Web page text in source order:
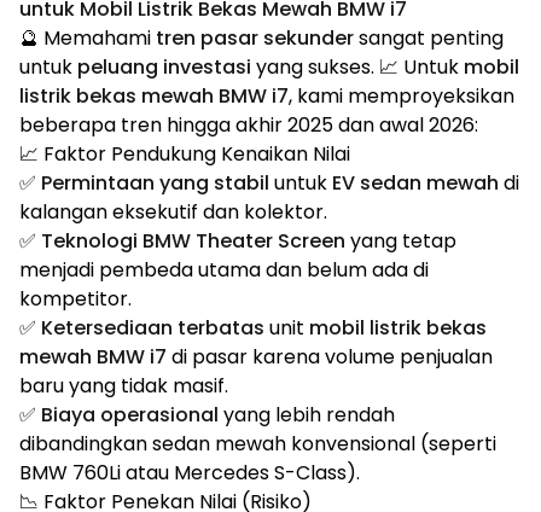
untuk Mobil Listrik Bekas Mewah BMW i7
🔮 Memahami tren pasar sekundersangat penting
untuk peluang investasi yang sukses. 📈 Untuk mobil
listrik bekas mewah BMW i7, kami memproyeksikan
beberapa tren hingga akhir 2025 dan awal 2026:
📈 Faktor Pendukung Kenaikan Nilai
✅ Permintaan yang stabil untuk EV sedan mewah di
kalangan eksekutif dan kolektor.
✅ Teknologi BMW Theater Screen yang tetap
menjadi pembeda utama dan belum ada di
kompetitor.
✅ Ketersediaan terbatas unit mobil listrik bekas
mewah BMW i7 di pasar karena volume penjualan
baru yang tidak masif.
✅ Biaya operasional yang lebih rendah
dibandingkan sedan mewah konvensional (seperti
BMW 760Li atau Mercedes S-Class).
📉 Faktor Penekan Nilai (Risiko)